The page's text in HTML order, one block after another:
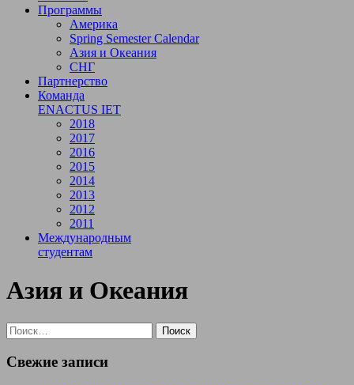
Программы
Америка
Spring Semester Calendar
Азия и Океания
СНГ
Партнерство
Команда
ENACTUS IET
2018
2017
2016
2015
2014
2013
2012
2011
Международным
студентам
Азия и Океания
Свежие записи